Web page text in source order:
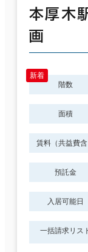
本厚木
画
階数
面積
賃料（共益費含
預託金
入居可能日
一括請求リス